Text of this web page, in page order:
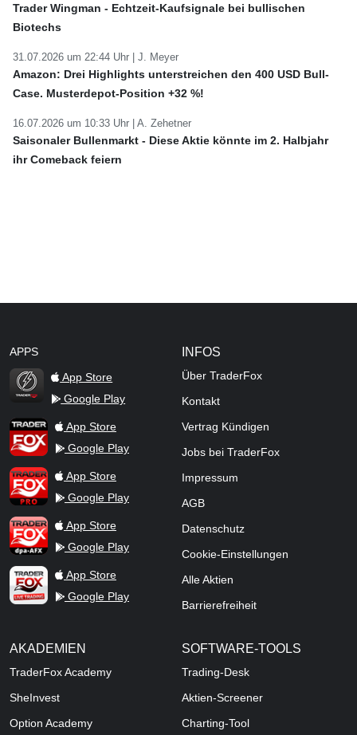
Trader Wingman - Echtzeit-Kaufsignale bei bullischen
Biotechs
31.07.2026 um 22:44 Uhr | J. Meyer
Amazon: Drei Highlights unterstreichen den 400 USD Bull-
Case. Musterdepot-Position +32 %!
16.07.2026 um 10:33 Uhr | A. Zehetner
Saisonaler Bullenmarkt - Diese Aktie könnte im 2. Halbjahr
ihr Comeback feiern
APPS
TraderFox Flash
App Store
Google Play
TraderFox AppApp Store
Google Play
TraderFox ProApp Store
Google Play
TraderFox dpa-AFX ProFeed
App Store
Google Play
TraderFox Live Trading
App Store
Google Play
INFOS
Über TraderFox
Kontakt
Vertrag Kündigen
Jobs bei TraderFox
Impressum
AGB
Datenschutz
Cookie-Einstellungen
Alle Aktien
Barrierefreiheit
AKADEMIEN
TraderFox Academy
SheInvest
Option Academy
SOFTWARE-TOOLS
Trading-Desk
Aktien-Screener
Charting-Tool